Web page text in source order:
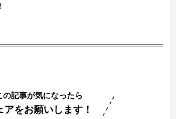
の記事が気になったら
アをお願いします！